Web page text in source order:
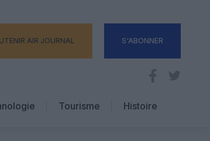
AIR JOURNAL S'ABONNER
Tourisme
Histoire